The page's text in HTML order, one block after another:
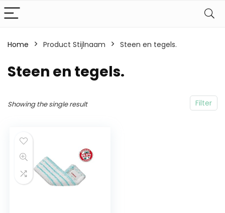
Home Product Stijlnaam Steen en tegels.
Steen en tegels.
Filter
Showing the single result